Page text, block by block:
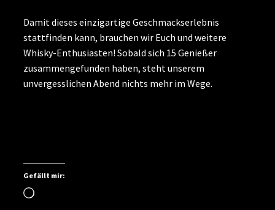
Damit dieses einzigartige Geschmackserlebnis
stattfinden kann, brauchen wir Euch und weitere
Whisky-Enthusiasten! Sobald sich 15 Genießer
zusammengefunden haben, steht unserem
unvergesslichen Abend nichts mehr im Wege.
Gefällt mir:
Wird